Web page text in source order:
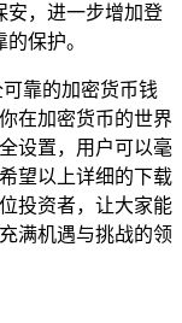
安，进一步增加登
保护。
靠的加密货币钱
在加密货币的世界
设置，用户可以毫
望以上详细的下载
投资者，让大家能
满机遇与挑战的领